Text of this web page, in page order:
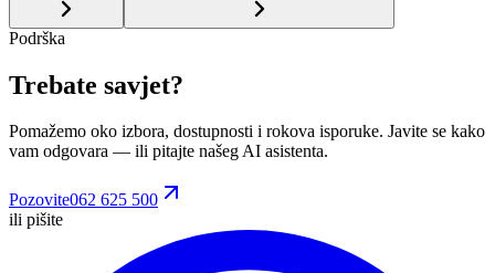
Podrška
Trebate savjet?
Pomažemo oko izbora, dostupnosti i rokova isporuke. Javite se kako
vam odgovara — ili pitajte našeg AI asistenta.
Pozovite062 625 500
ili pišite